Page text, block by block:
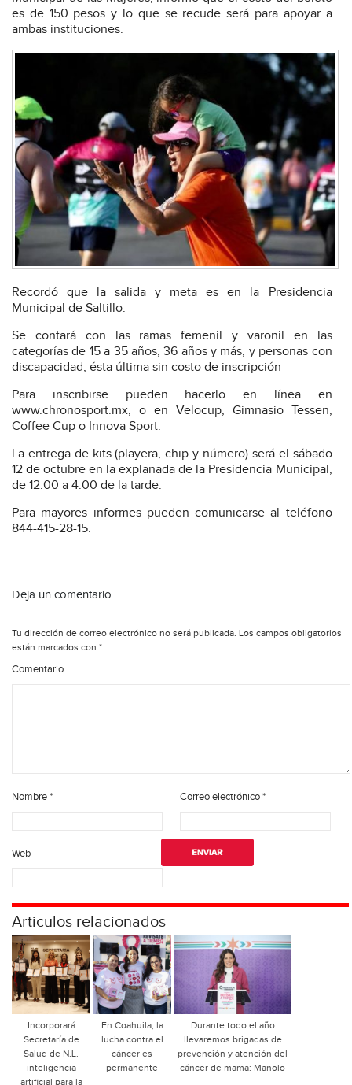
es de 150 pesos y lo que se recude será para apoyar a
ambas instituciones.
Recordó que la salida y meta es en la Presidencia
Municipal de Saltillo.
Se contará con las ramas femenil y varonil en las
categorías de 15 a 35 años, 36 años y más, y personas con
discapacidad, ésta última sin costo de inscripción
Para inscribirse pueden hacerlo en línea en
www.chronosport.mx, o en Velocup, Gimnasio Tessen,
Coffee Cup o Innova Sport.
La entrega de kits (playera, chip y número) será el sábado
12 de octubre en la explanada de la Presidencia Municipal,
de 12:00 a 4:00 de la tarde.
Para mayores informes pueden comunicarse al teléfono
844-415-28-15.
Deja un comentario
Tu dirección de correo electrónico no será publicada. Los campos obligatorios
están marcados con *
Comentario
Nombre* Correo electrónico*
Web
Articulos relacionados
Incorporará
Secretaría de
Salud de N.L.
inteligencia
artificial para la
En Coahuila, la
lucha contra el
cáncer es
permanente
Durante todo el año
llevaremos brigadas de
prevención y atención del
cáncer de mama: Manolo